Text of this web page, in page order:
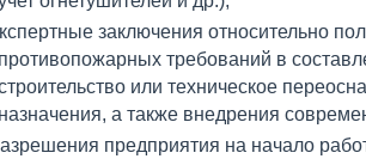
заключения относительно
противопожарных требований в
или техническое
назначения, а также внедрения
предприятия на начало